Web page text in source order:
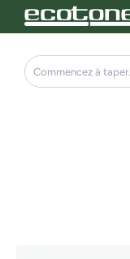
Aller
au
contenu
Rechercher